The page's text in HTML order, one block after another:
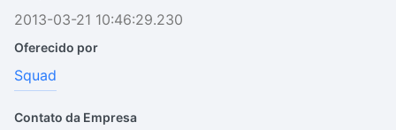
2013-03-21 10:46:29.230
Oferecido por
Squad
Contato da Empresa